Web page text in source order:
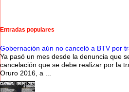
Entradas populares
Gobernación aún no canceló a BTV por
Ya pasó un mes desde la denuncia que
cancelación que se debe realizar por la
Oruro 2016, a ...